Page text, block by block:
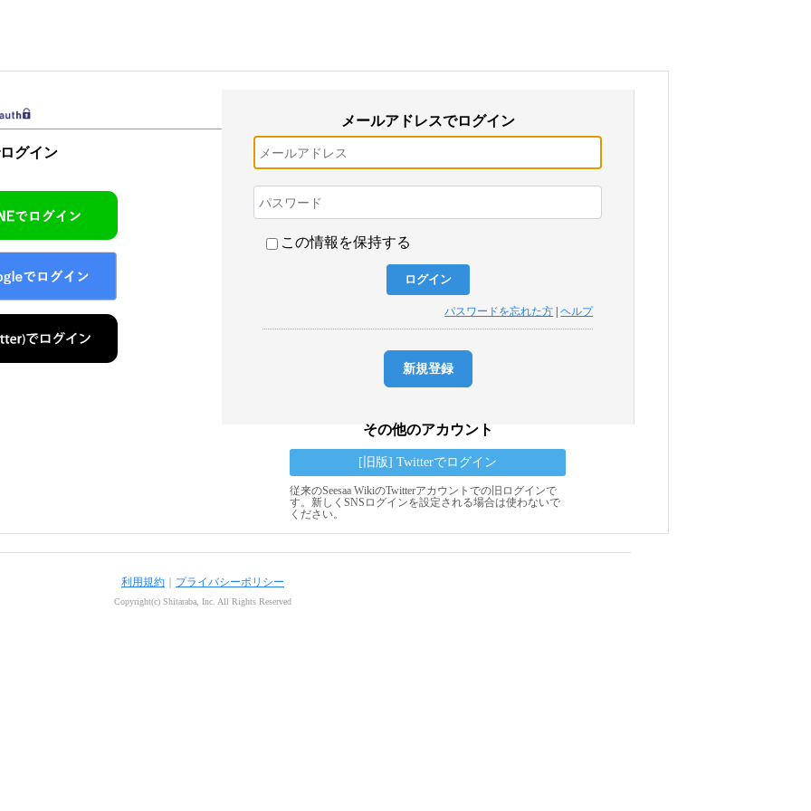
グイン
メールアドレスでログイン
この情報を保持する
パスワードを忘れた方 |ヘルプ
新規登録
その他のアカウント
[旧版] Twitterでログイン
従来のSeesaa WikiのTwitterアカウントでの旧ログインで
す。新しくSNSログインを設定される場合は使わないで
ください。
利用規約 プライバシーポリシー
Copyright(c) Shitaraba, Inc. All Rights Reserved